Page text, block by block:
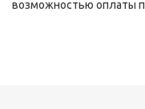
возможностью оплаты